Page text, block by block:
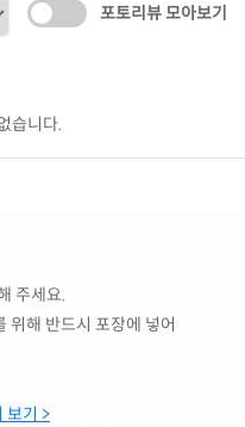
포토리뷰 모아보기
습니다.
주세요.
해 반드시 포장에 넣어
보기 >